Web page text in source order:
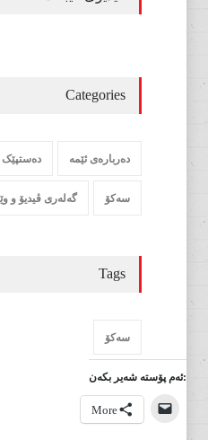
Categories
دەربارەی ئێمە دەستپێک
سەکۆ گەلەری ڤیدیۆ و
Tags
سەکۆ
:ئەم پۆستە شەیر بکەن
More